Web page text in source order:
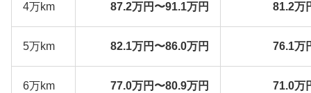
4万km 87.2万円〜91.1万円 81.2万
5万km 82.1万円〜86.0万円 76.1万
6万km 77.0万円〜80.9万円 71.0万